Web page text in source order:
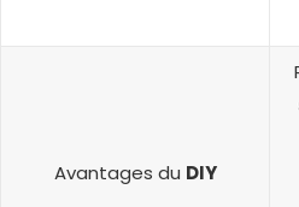
Avantages du DIY